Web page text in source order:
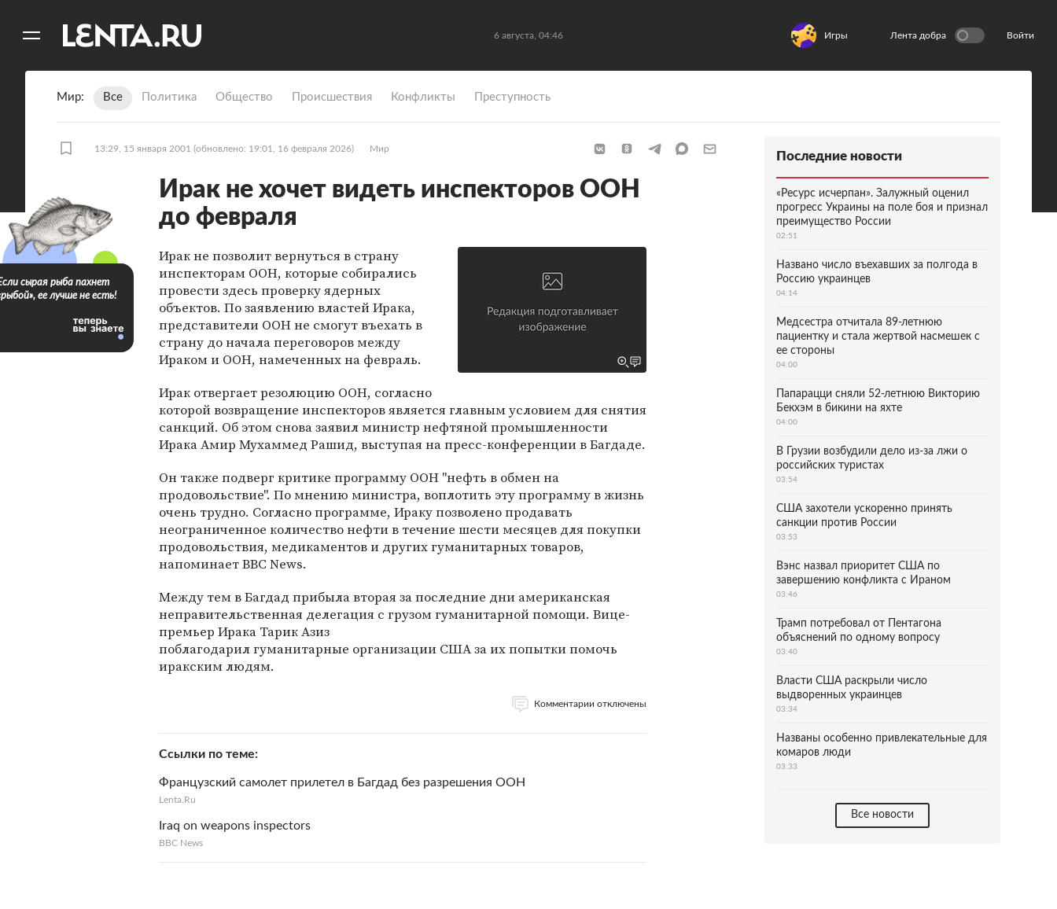
6 августа, 04:46 Игры Лента добра Войти
Мир Все Политика Общество Происшествия Конфликты Преступность
13:29, 15 января 2001 (обновлено: 19:01, 16 февраля 2026) Мир
Ирак не хочет видеть инспекторов ООН
до февраля
Ирак не позволит вернуться в страну
инспекторам ООН, которые собирались
провести здесь проверку ядерных
объектов. По заявлению властей Ирака,
представители ООН не смогут въехать в
страну до начала переговоров между
Ираком и ООН, намеченных на февраль.
Ирак отвергает резолюцию ООН, согласно
которой возвращение инспекторов является главным условием для снятия
санкций. Об этом снова заявил министр нефтяной промышленности
Ирака Амир Мухаммед Рашид, выступая на пресс-конференции в Багдаде.
Он также подверг критике программу ООН "нефть в обмен на
продовольствие". По мнению министра, воплотить эту программу в жизнь
очень трудно. Согласно программе, Ираку позволено продавать
неограниченное количество нефти в течение шести месяцев для покупки
продовольствия, медикаментов и других гуманитарных товаров,
напоминает BBC News.
Между тем в Багдад прибыла вторая за последние дни американская
неправительственная делегация с грузом гуманитарной помощи. Вице-
премьер Ирака Тарик Азиз
поблагодарил гуманитарные организации США за их попытки помочь
иракским людям.
Комментарии отключены
Ссылки по теме
Французский самолет прилетел в Багдад без разрешения ООН
Lenta.Ru
Iraq on weapons inspectors
BBC News
сырая рыба пахнет
ее лучше не есть!
Последние новости
«Ресурс исчерпан». Залужный оценил
прогресс Украины на поле боя и признал
преимущество России
02:51
Названо число въехавших за полгода в
Россию украинцев
04:14
Медсестра отчитала 89-летнюю
пациентку и стала жертвой насмешек с
ее стороны
04:00
Папарацци сняли 52-летнюю Викторию
Бекхэм в бикини на яхте
04:00
В Грузии возбудили дело из-за лжи о
российских туристах
03:54
США захотели ускоренно принять
санкции против России
03:53
Вэнс назвал приоритет США по
завершению конфликта с Ираном
03:46
Трамп потребовал от Пентагона
объяснений по одному вопросу
03:40
Власти США раскрыли число
выдворенных украинцев
03:34
Названы особенно привлекательные для
комаров люди
03:33
Все новости